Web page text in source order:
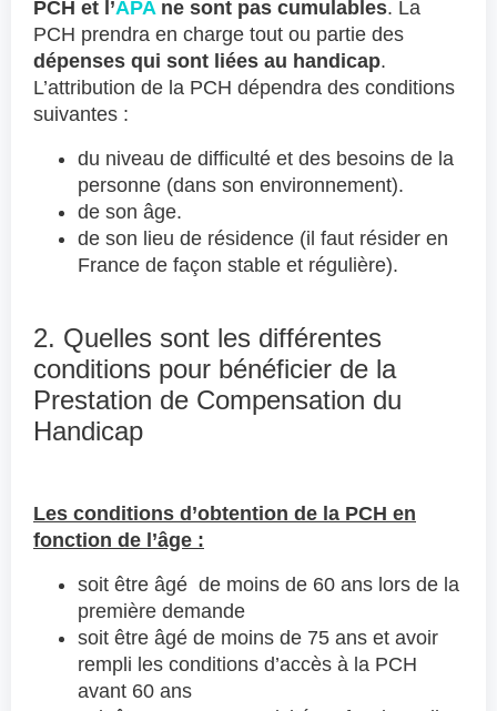
PCH et l’APAne sont pas cumulables. La
PCH prendra en charge tout ou partie des
dépenses qui sont liées au handicap.
L’attribution de la PCH dépendra des conditions
suivantes :
du niveau de difficulté et des besoins de la
personne (dans son environnement).
de son âge.
de son lieu de résidence (il faut résider en
France de façon stable et régulière).
2. Quelles sont les différentes
conditions pour bénéficier de la
Prestation de Compensation du
Handicap
Les conditions d’obtention de la PCH en
fonction de l’âge :
soit être âgé de moins de 60 ans lors de la
première demande
soit être âgé de moins de 75 ans et avoir
rempli les conditions d’accès à la PCH
avant 60 ans